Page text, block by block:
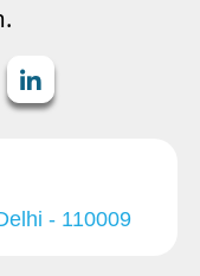
- 110009